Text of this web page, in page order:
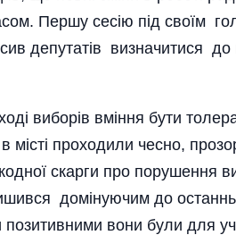
Першу сесію під своїм
депутатів визначитися до
виборів вміння бути
проходили чесно,
скарги про порушення
домінуючим до
позитивними вони були для